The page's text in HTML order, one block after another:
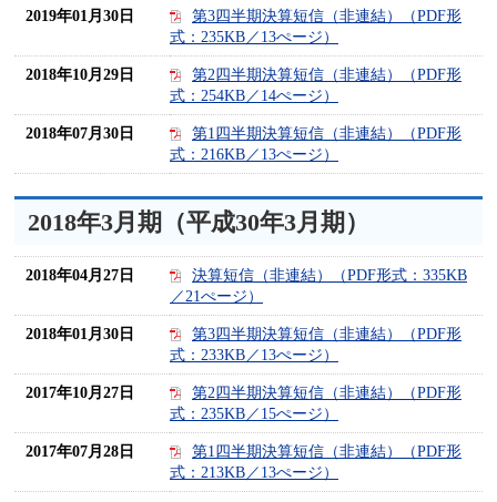
2019年01月30日
第3四半期決算短信（非連結）（PDF形
式：235KB／13ぺージ）
2018年10月29日
第2四半期決算短信（非連結）（PDF形
式：254KB／14ぺージ）
2018年07月30日
第1四半期決算短信（非連結）（PDF形
式：216KB／13ぺージ）
2018年3月期（平成30年3月期）
2018年04月27日
決算短信（非連結）（PDF形式：335KB
／21ぺージ）
2018年01月30日
第3四半期決算短信（非連結）（PDF形
式：233KB／13ぺージ）
2017年10月27日
第2四半期決算短信（非連結）（PDF形
式：235KB／15ぺージ）
2017年07月28日
第1四半期決算短信（非連結）（PDF形
式：213KB／13ぺージ）